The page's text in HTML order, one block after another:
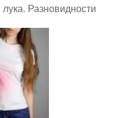
Разновидности